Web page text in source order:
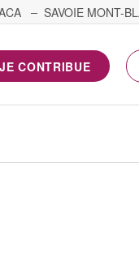
SAVOIE MONT-
JE CONTRIBUE